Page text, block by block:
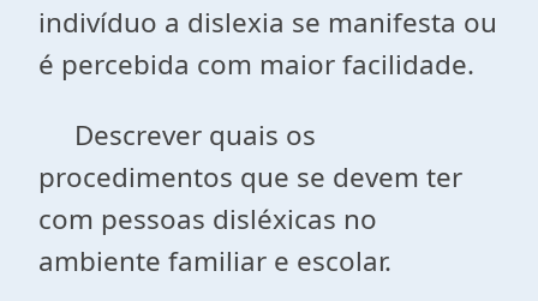
indivíduo a dislexia se manifesta ou
é percebida com maior facilidade.
Descrever quais os
procedimentos que se devem ter
com pessoas disléxicas no
ambiente familiar e escolar.